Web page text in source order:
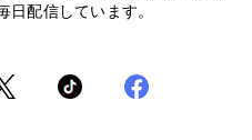
日配信しています。